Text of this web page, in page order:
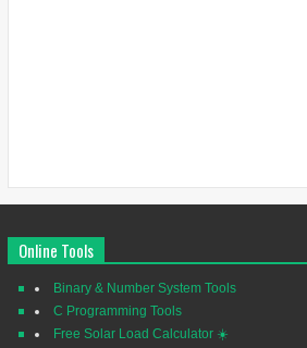
Online Tools
Binary & Number System Tools
C Programming Tools
Free Solar Load Calculator ☀️